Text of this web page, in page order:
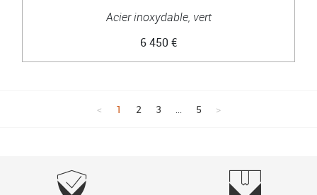
Acier inoxydable, vert
6 450 €
1 2 3 5